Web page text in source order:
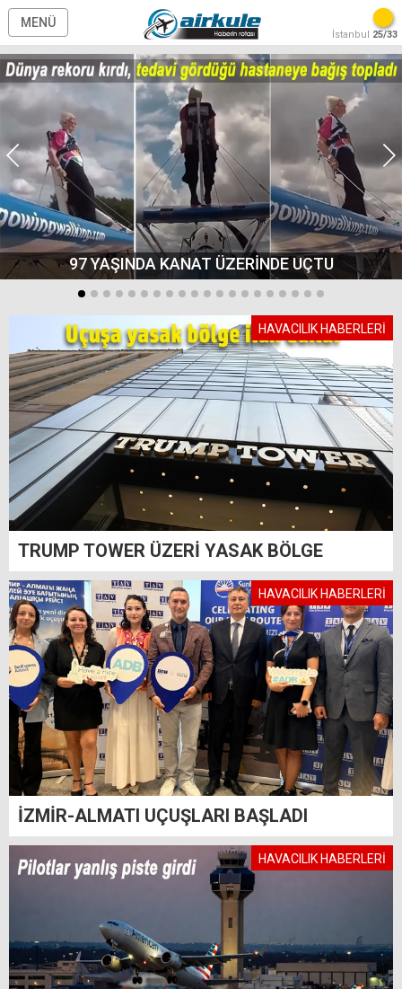
MENÜ
İstanbul 25/33
97 YAŞINDA KANAT ÜZERİNDE UÇTU
HAVACILIK HABERLERİ
TRUMP TOWER ÜZERİ YASAK BÖLGE
HAVACILIK HABERLERİ
İZMİR-ALMATI UÇUŞLARI BAŞLADI
HAVACILIK HABERLERİ